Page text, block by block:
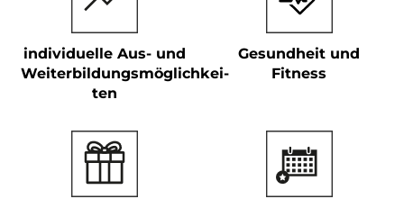
individuelle Aus- und
Weiterbildungsmöglichkei­
ten
Gesundheit und
Fitness